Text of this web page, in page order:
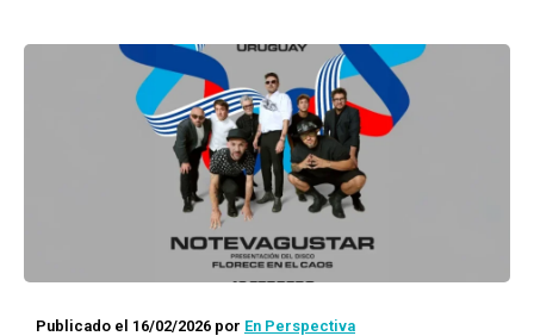
Publicado el 16/02/2026 por En Perspectiva